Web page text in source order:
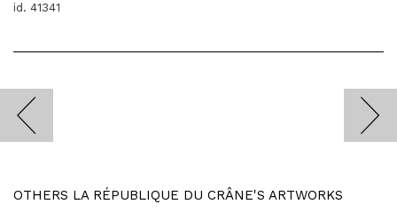
id. 41341
OTHERS LA RÉPUBLIQUE DU CRÂNE'S ARTWORKS